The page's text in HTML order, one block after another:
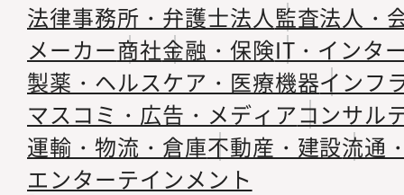
法律事務所・弁護士法人監査法人・
メーカー商社金融・保険IT・インタ
製薬・ヘルスケア・医療機器インフ
マスコミ・広告・メディアコンサル
運輸・物流・倉庫不動産・建設流通
エンターテインメント